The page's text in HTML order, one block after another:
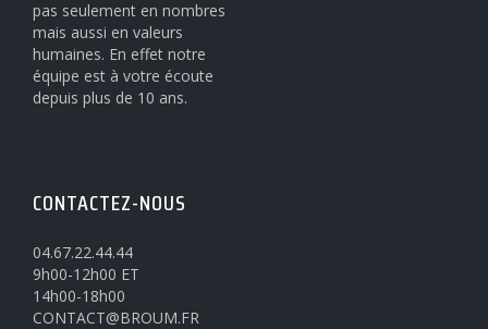
pas seulement en nombres
mais aussi en valeurs
humaines. En effet notre
équipe est à votre écoute
depuis plus de 10 ans.
CONTACTEZ-NOUS
04.67.22.44.44
9h00-12h00 ET
14h00-18h00
CONTACT@BROUM.FR